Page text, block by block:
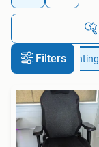
Filters
Huis en Inrichting